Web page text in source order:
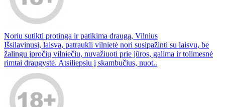
Noriu sutikti protinga ir patikima draugą, Vilnius
Išsilavinusi, laisva, patraukli vilnietė nori susipažinti su laisvu, be
žalingu įpročių vilniečiu, nuvažiuoti prie jūros, galima ir tolimesnė
rimtai draugystė. Atsiliepsiu į skambučius, nuot..